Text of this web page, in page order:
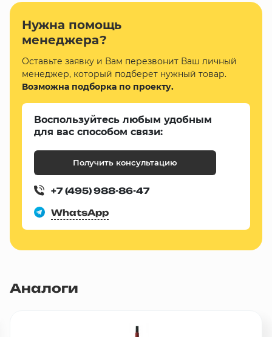
Нужна помощь
менеджера?
Оставьте заявку и Вам перезвонит Ваш личный
менеджер, который подберет нужный товар.
Возможна подборка по проекту.
Воспользуйтесь любым удобным
для вас способом связи:
Получить консультацию
+7 (495) 988-86-47
WhatsApp
Аналоги